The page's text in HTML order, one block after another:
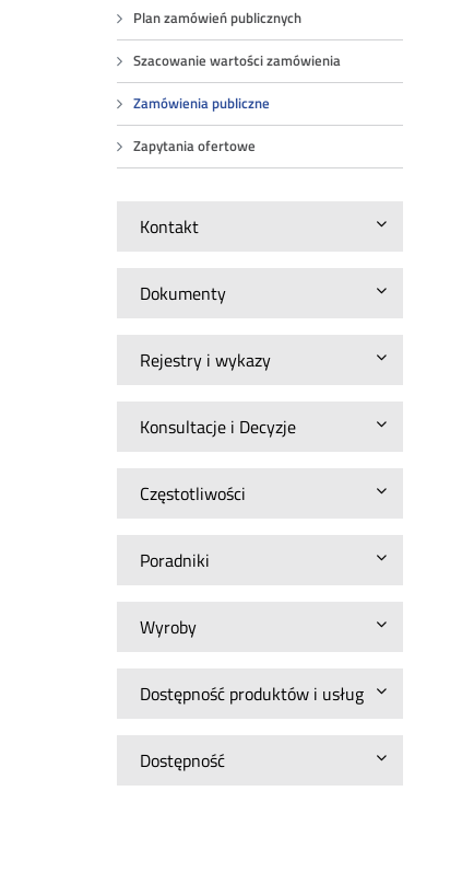
Plan zamówień publicznych
Szacowanie wartości zamówienia
Zamówienia publiczne
Zapytania ofertowe
Kontakt
Dokumenty
Rejestry i wykazy
Konsultacje i Decyzje
Częstotliwości
Poradniki
Wyroby
Dostępność produktów i usług
Dostępność